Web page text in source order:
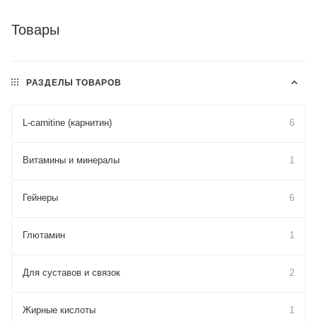
Товары
РАЗДЕЛЫ ТОВАРОВ
L-carnitine (карнитин) 6
Витамины и минералы 1
Гейнеры 6
Глютамин 1
Для cуставов и связок 2
Жирные кислоты 1